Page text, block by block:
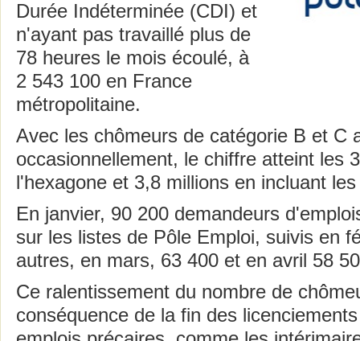
Durée Indéterminée (CDI) et
n'ayant pas travaillé plus de
78 heures le mois écoulé, à
2 543 100 en France
métropolitaine.
Avec les chômeurs de catégorie B et C
occasionnellement, le chiffre atteint les
l'hexagone et 3,8 millions en incluant
En janvier, 90 200 demandeurs
sur les listes de Pôle Emploi, suivis en
autres, en mars, 63 400 et en avril 58
Ce ralentissement du nombre de
conséquence de la fin des